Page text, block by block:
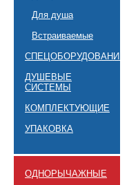
Для душа
Встраиваемые
СПЕЦОБОРУДОВАНИЕ
ДУШЕВЫЕ
СИСТЕМЫ
КОМПЛЕКТУЮЩИЕ
УПАКОВКА
ОДНОРЫЧАЖНЫЕ